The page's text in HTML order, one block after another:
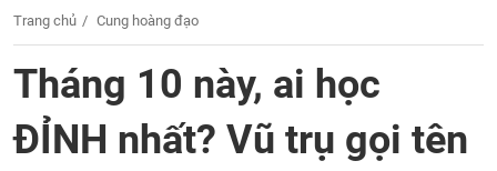
Trang chủ Cung hoàng đạo
Tháng 10 này, ai học
ĐỈNH nhất? Vũ trụ gọi tên